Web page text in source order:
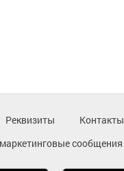
Реквизиты Контакты
сообщения